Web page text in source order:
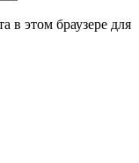
в этом браузере для